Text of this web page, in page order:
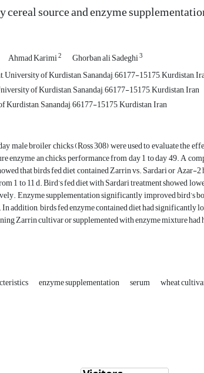
source and enzyme
Ahmad Karimi2 Ghorban ali Sadeghi3
University of Kurdistan, Sanandaj, 66177-15175, Kurdistan,
of Kurdistan, Sanandaj, 66177-15175, Kurdistan, Iran
Kurdistan, Sanandaj, 66177-15175, Kurdistan, Iran
male broiler chicks (Ross 308) were used to evaluate the
enzyme an chicks performance from day 1 to day 49. A
that birds fed diet contained Zarrin vs. Sardari or
1 to 11 d. Bird’s fed diet with Sardari treatment showed
Enzyme supplementation significantly improved bird’s
In addition, birds fed enzyme contained diet had significantly
Zarrin cultivar or supplemented with enzyme mixture
enzyme supplementation serum wheat